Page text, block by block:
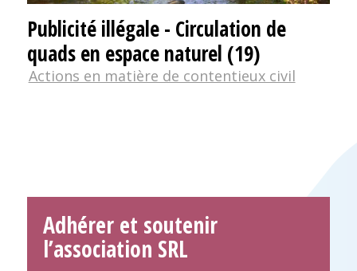
Publicité illégale - Circulation de
quads en espace naturel (19)
Actions en matière de contentieux civil
Adhérer et soutenir
l’association SRL